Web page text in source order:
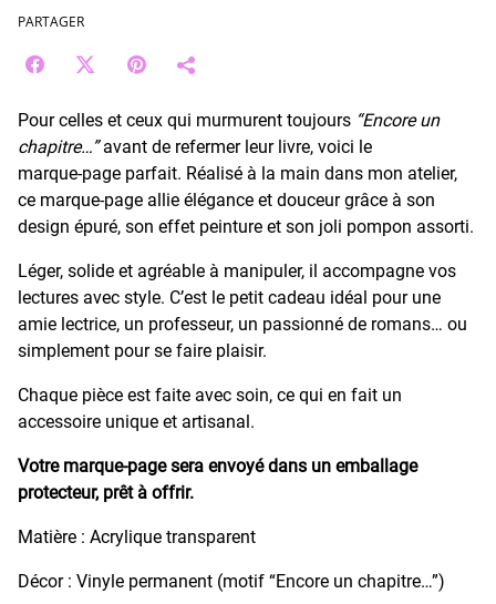
PARTAGER
Pour celles et ceux qui murmurent toujours “Encore un
chapitre…”avant de refermer leur livre, voici le
marque‑page parfait. Réalisé à la main dans mon atelier,
ce marque‑page allie élégance et douceur grâce à son
design épuré, son effet peinture et son joli pompon assorti.
Léger, solide et agréable à manipuler, il accompagne vos
lectures avec style. C’est le petit cadeau idéal pour une
amie lectrice, un professeur, un passionné de romans… ou
simplement pour se faire plaisir.
Chaque pièce est faite avec soin, ce qui en fait un
accessoire unique et artisanal.
Votre marque‑page sera envoyé dans un emballage
protecteur, prêt à offrir.
Matière : Acrylique transparent
Décor : Vinyle permanent (motif “Encore un chapitre…”)